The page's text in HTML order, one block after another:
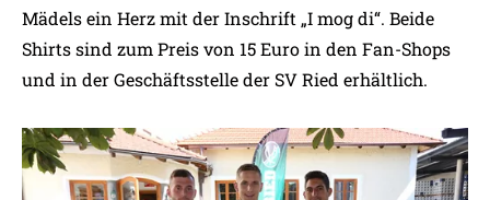
Mädels ein Herz mit der Inschrift „I mog di“. Beide
Shirts sind zum Preis von 15 Euro in den Fan-Shops
und in der Geschäftsstelle der SV Ried erhältlich.